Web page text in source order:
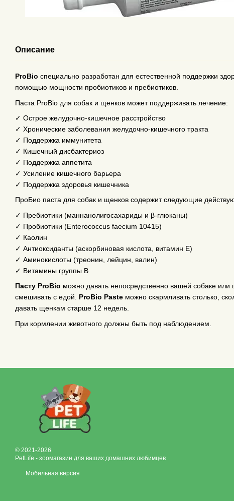
Описание
ProBio специально разработан для естественной поддержки
помощью мощности пробиотиков и пребиотиков.
Паста ProBio для собак и щенков может поддерживать лечение:
✓ Острое желудочно-кишечное расстройство
✓ Хронические заболевания желудочно-кишечного тракта
✓ Поддержка иммунитета
✓ Кишечный дисбактериоз
✓ Поддержка аппетита
✓ Усиление кишечного барьера
✓ Поддержка здоровья кишечника
ПроБио паста для собак и щенков содержит следующие
✓ Пребиотики (маннанолигосахариды и β-глюканы)
✓ Пробиотики (Enterococcus faecium 10415)
✓ Каолин
✓ Антиоксиданты (аскорбиновая кислота, витамин Е)
✓ Аминокислоты (треонин, лейцин, валин)
✓ Витамины группы B
Пасту ProBio можно давать непосредственно вашей собаке
смешивать с едой. ProBio Paste можно скармливать столько,
давать щенкам старше 12 недель.
При кормлении животного должны быть под наблюдением.
© 2021-2026
PetLife - зоомагазин для ваших домашних любимцев
Мобильная версия